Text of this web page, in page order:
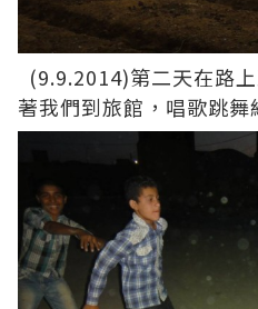
(9.9.2014)第二天在路
著我們到旅館，唱歌跳舞